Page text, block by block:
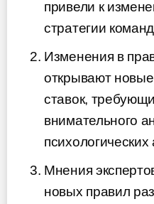
привели к
стратегии
Изменения в
открывают
ставок,
внимательного
психологических
Мнения
новых правил